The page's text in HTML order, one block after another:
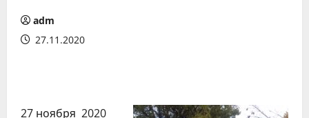
adm
27.11.2020
27 ноября 2020